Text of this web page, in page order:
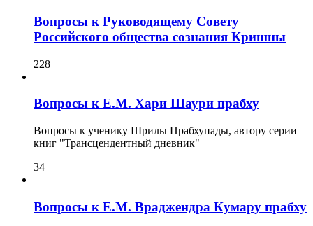
Вопросы к Руководящему Совету
Российского общества сознания Кришны
228
Вопросы к Е.М. Хари Шаури прабху
Вопросы к ученику Шрилы Прабхупады, автору серии
книг "Трансцендентный дневник"
34
Вопросы к Е.М. Враджендра Кумару прабху